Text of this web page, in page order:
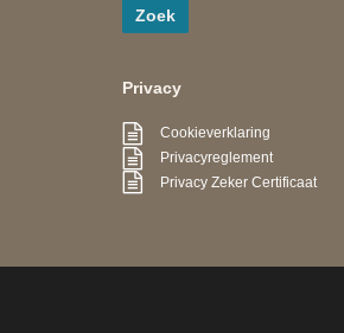
Privacy
Cookieverklaring
Privacyreglement
Privacy Zeker Certificaat